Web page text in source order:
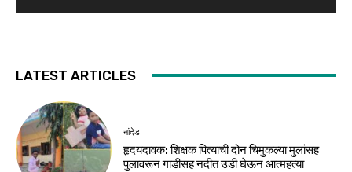
LATEST ARTICLES
नांदेड
हृदयदावक: शिक्षक पित्याची दोन चिमुकल्या मुलांसह
पुलावरून गाडीसह नदीत उडी घेऊन आत्महत्या